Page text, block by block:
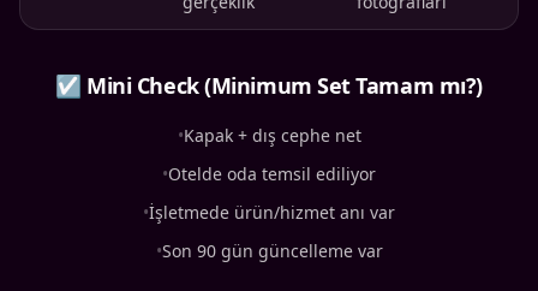
☑ Mini Check (Minimum Set Tamam mı?)
•Kapak + dış cephe net
•Otelde oda temsil ediliyor
•İşletmede ürün/hizmet anı var
•Son 90 gün güncelleme var